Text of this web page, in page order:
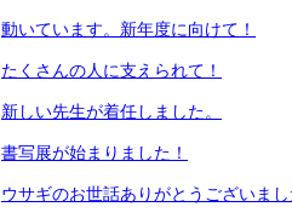
動いています。新年度に向けて！
たくさんの人に支えられて！
新しい先生が着任しました。
書写展が始まりました！
ウサギのお世話ありがとうございまし